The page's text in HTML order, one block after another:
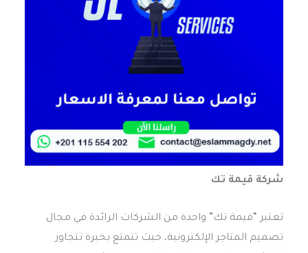
شركة قيمة تك
تعتبر “قيمة تك” واحدة من الشركات الرائدة في مجال
تصميم المتاجر الإلكترونية، حيث تتمتع بخبرة تتجاوز